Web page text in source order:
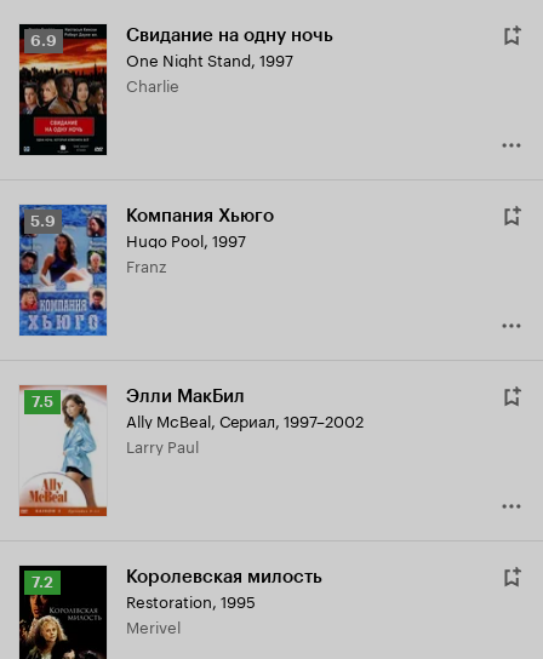
Рейтинг
Кинопоиска
6.9
6.9 Свидание на одну ночь
One Night Stand, 1997
Charlie
Рейтинг
Кинопоиска
5.9
5.9 Компания Хьюго
Hugo Pool, 1997
Franz
Рейтинг
Кинопоиска
7.5 Элли МакБил
Ally McBeal, Сериал, 1997–2002
Larry Paul
Рейтинг
Кинопоиска
7.2
7.2 Королевская милость
Restoration, 1995
Merivel